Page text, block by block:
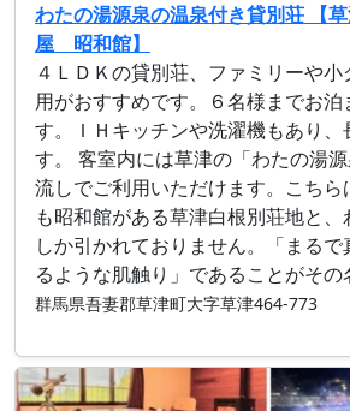
わたの湯源泉の温泉付き貸別荘 【
屋 昭和館】
４ＬＤＫの貸別荘、ファミリーや
用がおすすめです。６名様までお泊
す。ＩＨキッチンや洗濯機もあり
す。 客室内には草津の「わたの湯
流しでご利用いただけます。こち
も昭和館がある草津白根別荘地と
しか引かれておりません。「まる
るような肌触り」であることがその
群馬県吾妻郡草津町大字草津464-773